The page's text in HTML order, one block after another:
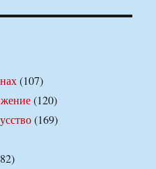
(107)
(120)
(169)